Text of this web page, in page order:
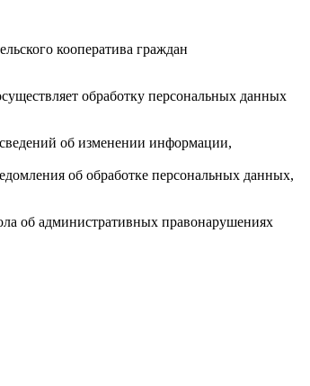
кооператива граждан
обработку персональных данных
об изменении информации,
об обработке персональных данных,
об административных правонарушениях